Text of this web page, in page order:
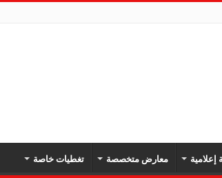
إعلامية معارض متخصصة تغطيات خاصة